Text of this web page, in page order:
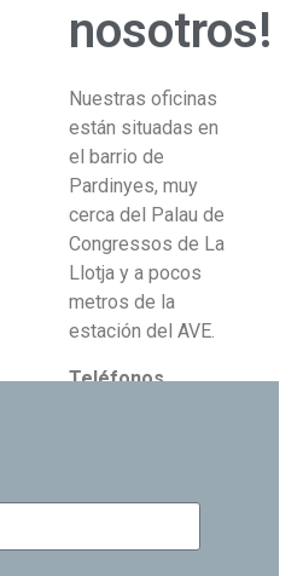
nosotros!
Nuestras oficinas
están situadas en
el barrio de
Pardinyes, muy
cerca del Palau de
Congressos de La
Llotja y a pocos
metros de la
estación del AVE.
Teléfonos
586
Correo